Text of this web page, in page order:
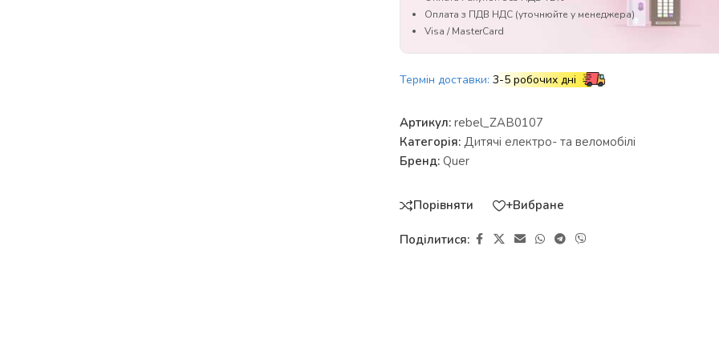
Оплата з ПДВ НДС (уточнюйте у менеджера)
Visa / MasterCard
Термін доставки: 3-5 робочих дні
Артикул: rebel_ZAB0107
Категорія: Дитячі електро- та веломобілі
Бренд: Quer
Порівняти +Вибране
Поділитися: